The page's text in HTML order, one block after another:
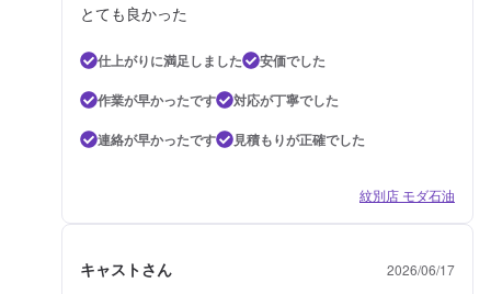
とても良かった
仕上がりに満足しました
安価でした
作業が早かったです
対応が丁寧でした
連絡が早かったです
見積もりが正確でした
紋別店 モダ石油
キャストさん 2026/06/17